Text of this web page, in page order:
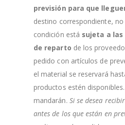
previsión para que
destino correspondiente,
condición está sujeta a
de reparto de los
pedido con artículos de
el material se reservará
productos estén
mandarán. Si se desea
antes de los que están en